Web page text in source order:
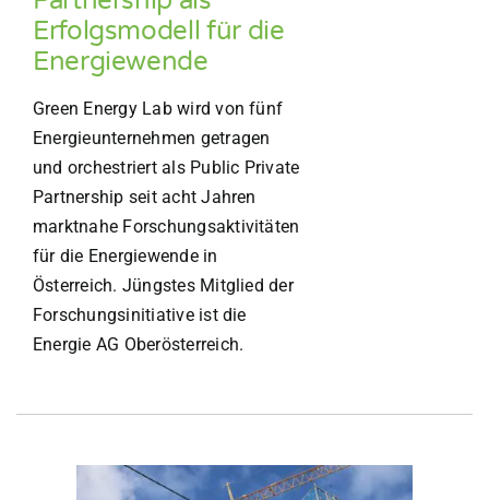
Erfolgsmodell für die
Energiewende
Green Energy Lab wird von fünf
Energieunternehmen getragen
und orchestriert als Public Private
Partnership seit acht Jahren
marktnahe Forschungsaktivitäten
für die Energiewende in
Österreich. Jüngstes Mitglied der
Forschungsinitiative ist die
Energie AG Oberösterreich.